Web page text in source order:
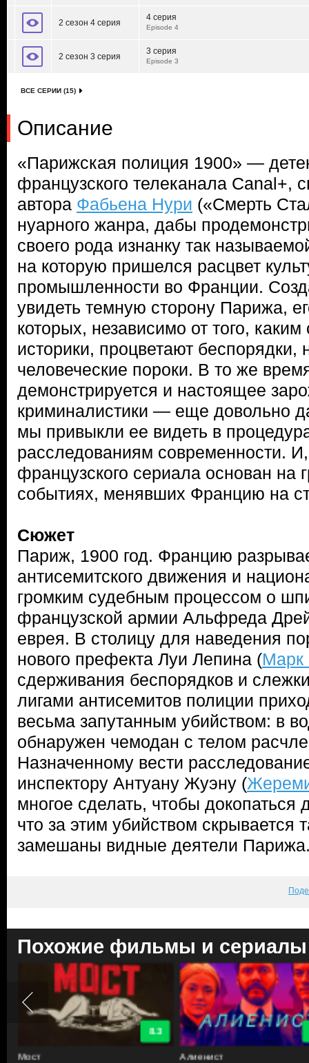
2 сезон 4 серия
4 серия
Episode 4
2 сезон 3 серия
3 серия
Episode 3
ВСЕ СЕРИИ (15)
Описание
«Парижская полиция 1900» —
французского телеканала Canal+,
автора Фабьена Нури («Смерть
нуарного жанра, дабы
своего рода изнанку так
на которую пришелся расцвет
промышленности во Франции.
увидеть темную сторону Парижа,
которых, независимо от того,
историки, процветают беспорядки,
человеческие пороки. В то же
демонстрируется и настоящее
криминалистики — еще довольно
мы привыкли ее видеть в
расследованиям современности.
французского сериала основан на
событиях, менявших Францию на
Сюжет
Париж, 1900 год. Францию
антисемитского движения и
громким судебным процессом о
французской армии Альфреда
еврея. В столицу для наведения
нового префекта Луи Лепина (Марк
сдерживания беспорядков и
лигами антисемитов полиции
весьма запутанным убийством: в
обнаружен чемодан с телом
Назначенному вести
инспектору Антуану Жуэну (
многое сделать, чтобы докопаться
что за этим убийством скрывается
замешаны видные деятели
Похожие фильмы и сериалы
8.3
Мост Алиенист